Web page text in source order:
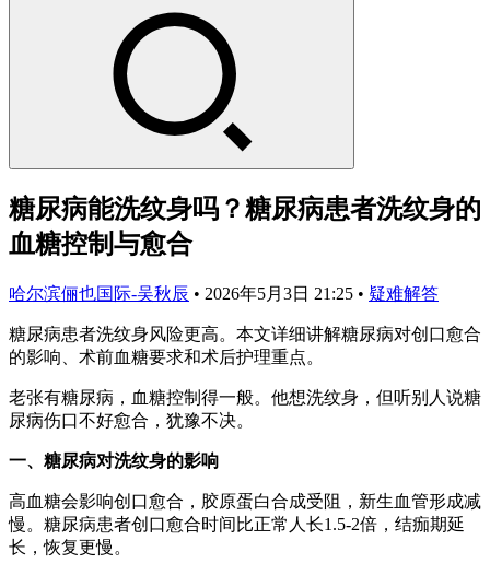
糖尿病能洗纹身吗？糖尿病患者洗纹身的
血糖控制与愈合
哈尔滨俪也国际-吴秋辰 • 2026年5月3日 21:25 • 疑难解答
糖尿病患者洗纹身风险更高。本文详细讲解糖尿病对创口愈合
的影响、术前血糖要求和术后护理重点。
老张有糖尿病，血糖控制得一般。他想洗纹身，但听别人说糖
尿病伤口不好愈合，犹豫不决。
一、糖尿病对洗纹身的影响
高血糖会影响创口愈合，胶原蛋白合成受阻，新生血管形成减
慢。糖尿病患者创口愈合时间比正常人长1.5-2倍，结痂期延
长，恢复更慢。